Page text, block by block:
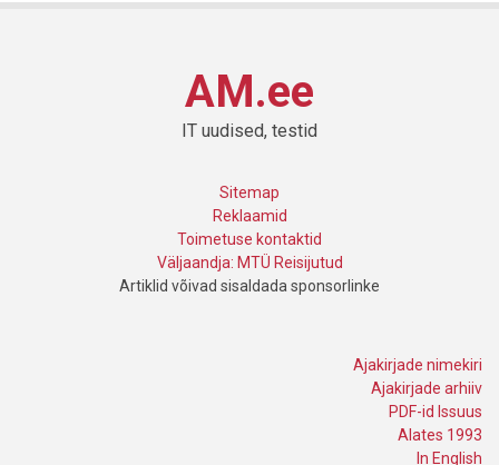
AM.ee
IT uudised, testid
Sitemap
Reklaamid
Toimetuse kontaktid
Väljaandja: MTÜ Reisijutud
Artiklid võivad sisaldada sponsorlinke
Ajakirjade nimekiri
Ajakirjade arhiiv
PDF-id Issuus
Alates 1993
In English